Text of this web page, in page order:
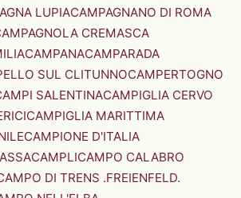
LUPIACAMPAGNANO DI ROMA
CREMASCA
CAMPANACAMPARADA
SUL CLITUNNOCAMPERTOGNO
SALENTINACAMPIGLIA CERVO
CAMPIGLIA MARITTIMA
CAMPIONE D'ITALIA
CAMPLICAMPO CALABRO
DI TRENS .FREIENFELD.